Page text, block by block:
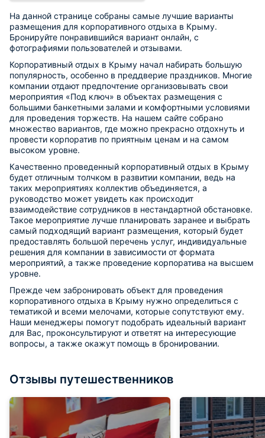
На данной странице собраны самые лучшие варианты
размещения для корпоративного отдыха в Крыму.
Бронируйте понравившийся вариант онлайн, с
фотографиями пользователей и отзывами.
Корпоративный отдых в Крыму начал набирать большую
популярность, особенно в преддверие праздников. Многие
компании отдают предпочтение организовывать свои
мероприятия «Под ключ» в объектах размещения с
большими банкетными залами и комфортными условиями
для проведения торжеств. На нашем сайте собрано
множество вариантов, где можно прекрасно отдохнуть и
провести корпоратив по приятным ценам и на самом
высоком уровне.
Качественно проведенный корпоративный отдых в Крыму
будет отличным толчком в развитии компании, ведь на
таких мероприятиях коллектив объединяется, а
руководство может увидеть как происходит
взаимодействие сотрудников в нестандартной обстановке.
Такое мероприятие лучше планировать заранее и выбрать
самый подходящий вариант размещения, который будет
предоставлять большой перечень услуг, индивидуальные
решения для компании в зависимости от формата
мероприятий, а также проведение корпоратива на высшем
уровне.
Прежде чем забронировать объект для проведения
корпоративного отдыха в Крыму нужно определиться с
тематикой и всеми мелочами, которые сопутствуют ему.
Наши менеджеры помогут подобрать идеальный вариант
для Вас, проконсультируют и ответят на интересующие
вопросы, а также окажут помощь в бронировании.
Отзывы путешественников